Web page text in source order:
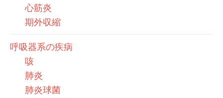
心筋炎
期外収縮
呼吸器系の疾病
咳
肺炎
肺炎球菌